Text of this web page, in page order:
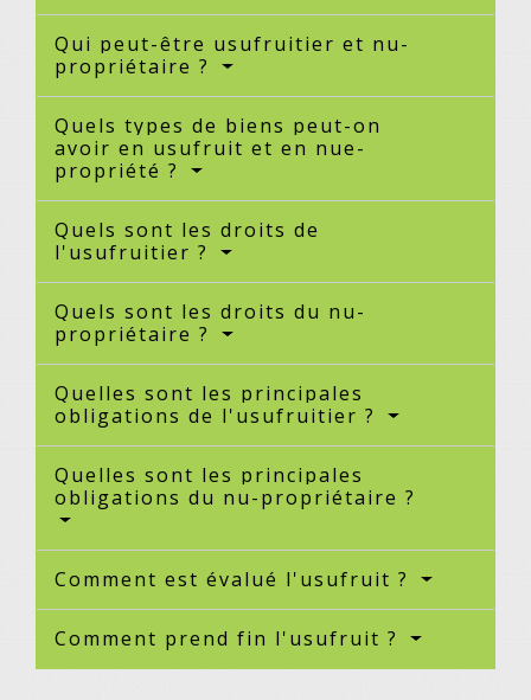
Qui peut-être usufruitier et nu-
propriétaire ?
Quels types de biens peut-on
avoir en usufruit et en nue-
propriété ?
Quels sont les droits de
l'usufruitier ?
Quels sont les droits du nu-
propriétaire ?
Quelles sont les principales
obligations de l'usufruitier ?
Quelles sont les principales
obligations du nu-propriétaire ?
Comment est évalué l'usufruit ?
Comment prend fin l'usufruit ?